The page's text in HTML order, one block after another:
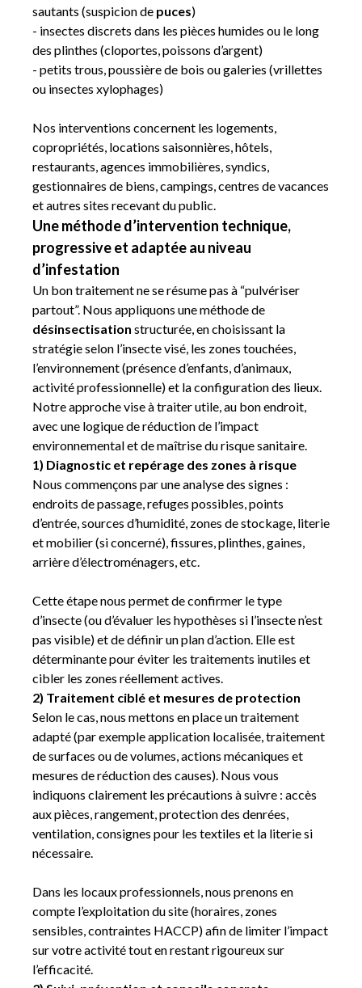
sautants (suspicion de puces)
- insectes discrets dans les pièces humides ou le long
des plinthes (cloportes, poissons d’argent)
- petits trous, poussière de bois ou galeries (vrillettes
ou insectes xylophages)
Nos interventions concernent les logements,
copropriétés, locations saisonnières, hôtels,
restaurants, agences immobilières, syndics,
gestionnaires de biens, campings, centres de vacances
et autres sites recevant du public.
Une méthode d’intervention technique,
progressive et adaptée au niveau
d’infestation
Un bon traitement ne se résume pas à “pulvériser
partout”. Nous appliquons une méthode de
désinsectisation structurée, en choisissant la
stratégie selon l’insecte visé, les zones touchées,
l’environnement (présence d’enfants, d’animaux,
activité professionnelle) et la configuration des lieux.
Notre approche vise à traiter utile, au bon endroit,
avec une logique de réduction de l’impact
environnemental et de maîtrise du risque sanitaire.
1) Diagnostic et repérage des zones à risque
Nous commençons par une analyse des signes :
endroits de passage, refuges possibles, points
d’entrée, sources d’humidité, zones de stockage, literie
et mobilier (si concerné), fissures, plinthes, gaines,
arrière d’électroménagers, etc.
Cette étape nous permet de confirmer le type
d’insecte (ou d’évaluer les hypothèses si l’insecte n’est
pas visible) et de définir un plan d’action. Elle est
déterminante pour éviter les traitements inutiles et
cibler les zones réellement actives.
2) Traitement ciblé et mesures de protection
Selon le cas, nous mettons en place un traitement
adapté (par exemple application localisée, traitement
de surfaces ou de volumes, actions mécaniques et
mesures de réduction des causes). Nous vous
indiquons clairement les précautions à suivre : accès
aux pièces, rangement, protection des denrées,
ventilation, consignes pour les textiles et la literie si
nécessaire.
Dans les locaux professionnels, nous prenons en
compte l’exploitation du site (horaires, zones
sensibles, contraintes HACCP) afin de limiter l’impact
sur votre activité tout en restant rigoureux sur
l’efficacité.